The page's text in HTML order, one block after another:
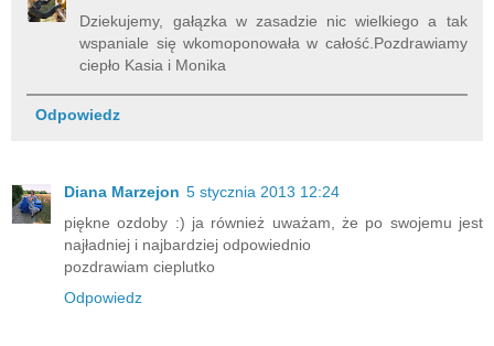
Dziekujemy, gałązka w zasadzie nic wielkiego a tak
wspaniale się wkomoponowała w całość.Pozdrawiamy
ciepło Kasia i Monika
Odpowiedz
Diana Marzejon 5 stycznia 2013 12:24
piękne ozdoby :) ja również uważam, że po swojemu jest
najładniej i najbardziej odpowiednio
pozdrawiam cieplutko
Odpowiedz